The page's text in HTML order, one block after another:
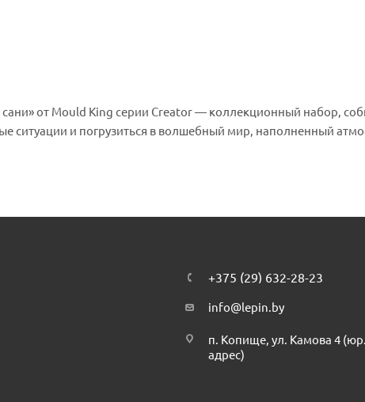
от Mould King серии Creator — коллекционный набор,
ситуации и погрузиться в волшебный мир, наполненный
+375 (29) 632-28-23
info@lepin.by
п. Копище, ул. Камова 4 (юр.
адрес)